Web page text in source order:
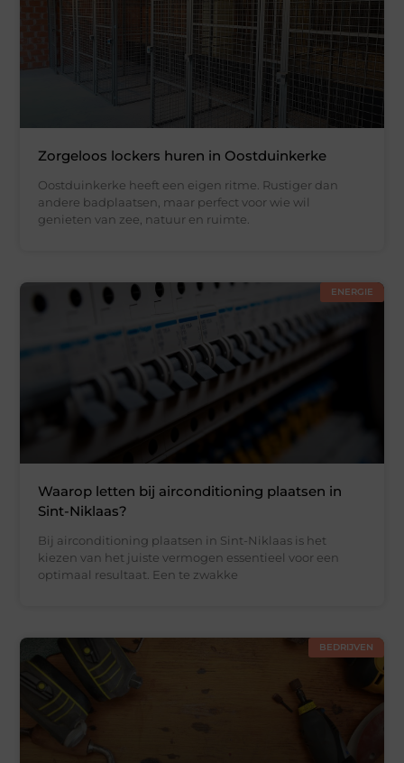
Zorgeloos lockers huren in Oostduinkerke
Oostduinkerke heeft een eigen ritme. Rustiger dan
andere badplaatsen, maar perfect voor wie wil
genieten van zee, natuur en ruimte.
ENERGIE
Waarop letten bij airconditioning plaatsen in
Sint-Niklaas?
Bij airconditioning plaatsen in Sint-Niklaas is het
kiezen van het juiste vermogen essentieel voor een
optimaal resultaat. Een te zwakke
BEDRIJVEN